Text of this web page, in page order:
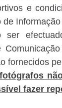
e
Informação
fornecidos
fazer